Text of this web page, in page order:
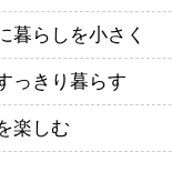
暮らしを小さく
っきり暮らす
楽しむ